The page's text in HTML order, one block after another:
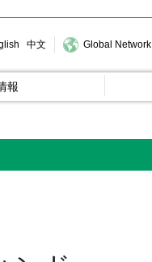
中文 Global Network
報